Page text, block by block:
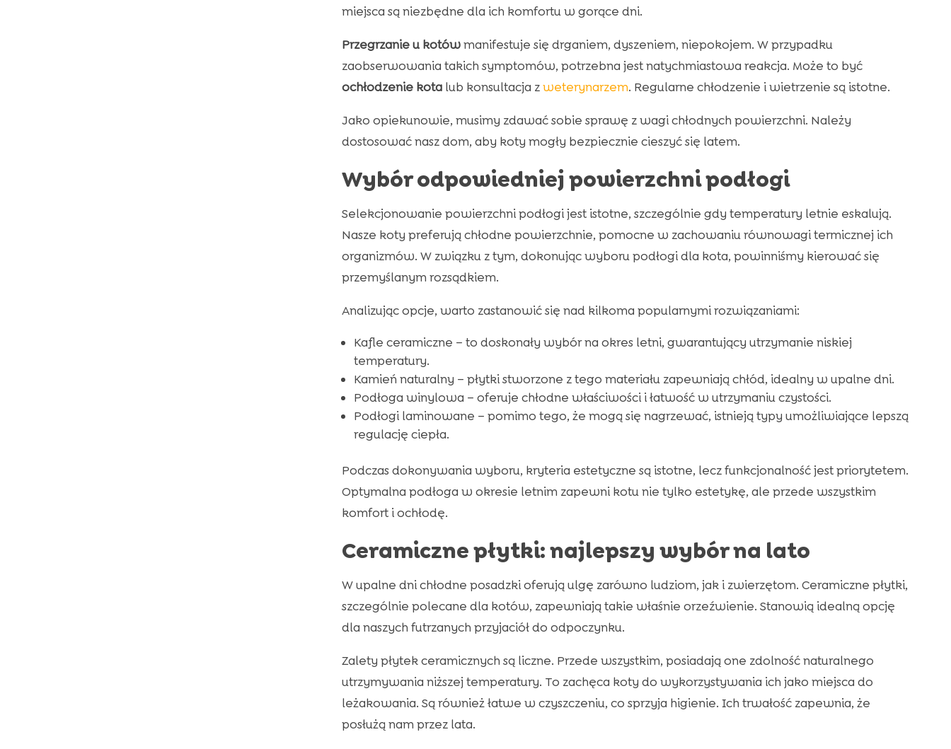
miejsca są niezbędne dla ich komfortu w gorące dni.
Przegrzanie u kotówmanifestuje się drganiem, dyszeniem, niepokojem. W przypadku
zaobserwowania takich symptomów, potrzebna jest natychmiastowa reakcja. Może to być
ochłodzenie kotalub konsultacja zweterynarzem. Regularne chłodzenie i wietrzenie są istotne.
Jako opiekunowie, musimy zdawać sobie sprawę z wagi chłodnych powierzchni. Należy
dostosować nasz dom, aby koty mogły bezpiecznie cieszyć się latem.
Wybór odpowiedniej powierzchni podłogi
Selekcjonowanie powierzchni podłogi jest istotne, szczególnie gdy temperatury letnie eskalują.
Nasze koty preferują chłodne powierzchnie, pomocne w zachowaniu równowagi termicznej ich
organizmów. W związku z tym, dokonując wyboru podłogi dla kota, powinniśmy kierować się
przemyślanym rozsądkiem.
Analizując opcje, warto zastanowić się nad kilkoma popularnymi rozwiązaniami:
Kafle ceramiczne – to doskonały wybór na okres letni, gwarantujący utrzymanie niskiej
temperatury.
Kamień naturalny – płytki stworzone z tego materiału zapewniają chłód, idealny w upalne dni.
Podłoga winylowa – oferuje chłodne właściwości i łatwość w utrzymaniu czystości.
Podłogi laminowane – pomimo tego, że mogą się nagrzewać, istnieją typy umożliwiające lepszą
regulację ciepła.
Podczas dokonywania wyboru, kryteria estetyczne są istotne, lecz funkcjonalność jest priorytetem.
Optymalna podłoga w okresie letnim zapewni kotu nie tylko estetykę, ale przede wszystkim
komfort i ochłodę.
Ceramiczne płytki: najlepszy wybór na lato
W upalne dni chłodne posadzki oferują ulgę zarówno ludziom, jak i zwierzętom. Ceramiczne płytki,
szczególnie polecane dla kotów, zapewniają takie właśnie orzeźwienie. Stanowią idealną opcję
dla naszych futrzanych przyjaciół do odpoczynku.
Zalety płytek ceramicznych są liczne. Przede wszystkim, posiadają one zdolność naturalnego
utrzymywania niższej temperatury. To zachęca koty do wykorzystywania ich jako miejsca do
leżakowania. Są również łatwe w czyszczeniu, co sprzyja higienie. Ich trwałość zapewnia, że
posłużą nam przez lata.